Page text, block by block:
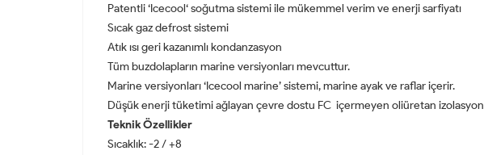
Patentli ‘Icecool‘ soğutma sistemi ile mükemmel verim ve enerji sarfiyatı
Sıcak gaz defrost sistemi
Atık ısı geri kazanımlı kondanzasyon
Tüm buzdolapların marine versiyonları mevcuttur.
Marine versiyonları ‘Icecool marine’ sistemi, marine ayak ve raflar içerir.
Düşük enerji tüketimi ağlayan çevre dostu FC içermeyen oliüretan izolasyon
Teknik Özellikler
Sıcaklık: -2 / +8